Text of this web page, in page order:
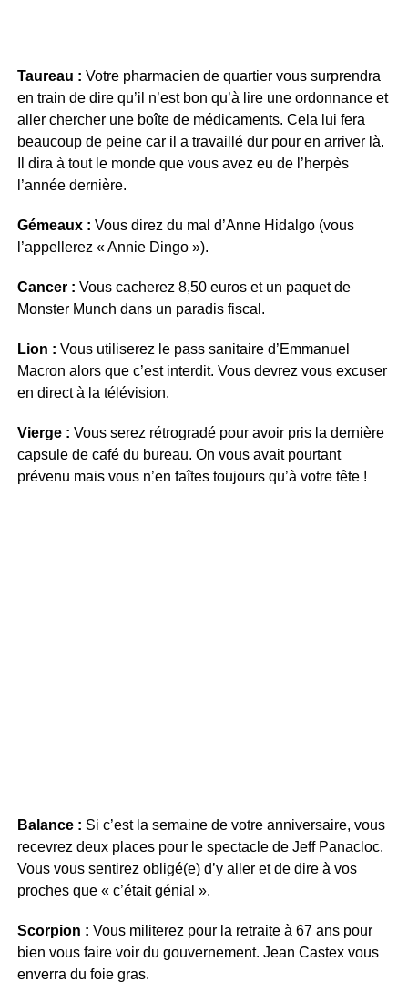
Taureau : Votre pharmacien de quartier vous surprendra
en train de dire qu’il n’est bon qu’à lire une ordonnance et
aller chercher une boîte de médicaments. Cela lui fera
beaucoup de peine car il a travaillé dur pour en arriver là.
Il dira à tout le monde que vous avez eu de l’herpès
l’année dernière.
Gémeaux : Vous direz du mal d’Anne Hidalgo (vous
l’appellerez « Annie Dingo »).
Cancer : Vous cacherez 8,50 euros et un paquet de
Monster Munch dans un paradis fiscal.
Lion : Vous utiliserez le pass sanitaire d’Emmanuel
Macron alors que c’est interdit. Vous devrez vous excuser
en direct à la télévision.
Vierge : Vous serez rétrogradé pour avoir pris la dernière
capsule de café du bureau. On vous avait pourtant
prévenu mais vous n’en faîtes toujours qu’à votre tête !
Balance : Si c’est la semaine de votre anniversaire, vous
recevrez deux places pour le spectacle de Jeff Panacloc.
Vous vous sentirez obligé(e) d’y aller et de dire à vos
proches que « c’était génial ».
Scorpion : Vous militerez pour la retraite à 67 ans pour
bien vous faire voir du gouvernement. Jean Castex vous
enverra du foie gras.